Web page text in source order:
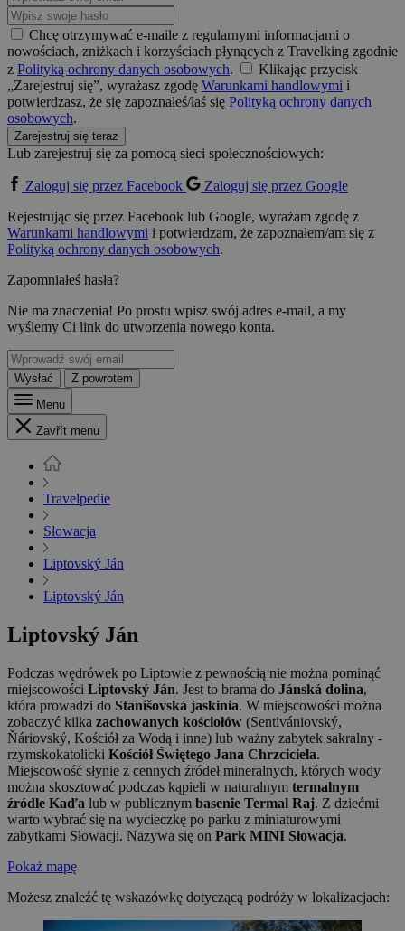
Chcę otrzymywać e-maile z regularnymi informacjami o
nowościach, zniżkach i korzyściach płynących z Travelking zgodnie
z Polityką ochrony danych osobowych.
Klikając przycisk
„Zarejestruj się”, wyrażasz zgodę Warunkami handlowymi i
potwierdzasz, że się zapoznałeś/łaś się Polityką ochrony danych
osobowych.
Zarejestruj się teraz
Lub zarejestruj się za pomocą sieci społecznościowych:
Zaloguj się przez Facebook
Zaloguj się przez Google
Rejestrując się przez Facebook lub Google, wyrażam zgodę z
Warunkami handlowymi i potwierdzam, że zapoznałem/am się z
Polityką ochrony danych osobowych.
Zapomniałeś hasła?
Nie ma znaczenia! Po prostu wpisz swój adres e-mail, a my
wyślemy Ci link do utworzenia nowego konta.
Wysłać
Z powrotem
Menu
Zavřít menu
Travelpedie
Słowacja
Liptovský Ján
Liptovský Ján
Liptovský Ján
Podczas wędrówek po Liptowie z pewnością nie można pominąć
miejscowości Liptovský Ján. Jest to brama do Jánská dolina,
która prowadzi do Stanišovská jaskinia. W miejscowości można
zobaczyć kilka zachowanych kościołów (Sentivániovský,
Ňáriovský, Kościół za Wodą i inne) lub ważny zabytek sakralny -
rzymskokatolicki Kościół Świętego Jana Chrzciciela.
Miejscowość słynie z cennych źródeł mineralnych, których wody
można skosztować podczas kąpieli w naturalnym termalnym
źródle Kaďa lub w publicznym basenie Termal Raj. Z dziećmi
warto wybrać się na wycieczkę po parku z miniaturowymi
zabytkami Słowacji. Nazywa się on Park MINI Słowacja.
Pokaż mapę
Możesz znaleźć tę wskazówkę dotyczącą podróży w lokalizacjach: